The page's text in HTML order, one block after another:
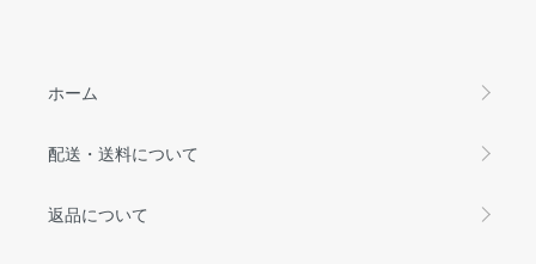
ホーム
配送・送料について
返品について